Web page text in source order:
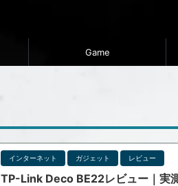
Game
インターネット ガジェット レビュー
TP-Link Deco BE22レビュー｜実